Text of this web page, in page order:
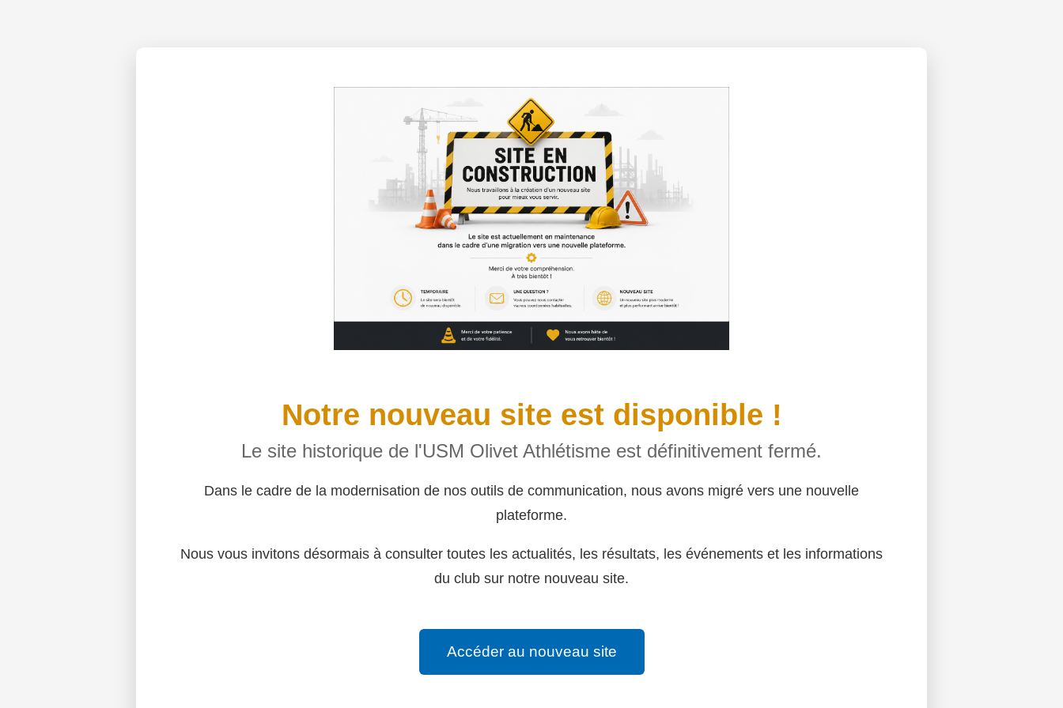
Notre nouveau site est disponible !
Le site historique de l'USM Olivet Athlétisme est définitivement fermé.
Dans le cadre de la modernisation de nos outils de communication, nous avons migré vers une nouvelle
plateforme.
Nous vous invitons désormais à consulter toutes les actualités, les résultats, les événements et les informations
du club sur notre nouveau site.
Accéder au nouveau site